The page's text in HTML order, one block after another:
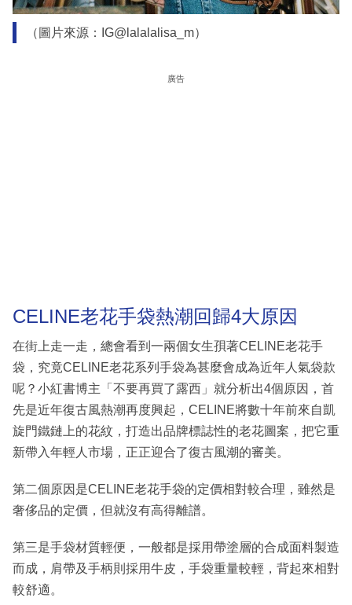
（圖片來源：IG@lalalalisa_m）
廣告
CELINE老花手袋熱潮回歸4大原因
在街上走一走，總會看到一兩個女生孭著CELINE老花手
袋，究竟CELINE老花系列手袋為甚麼會成為近年人氣袋款
呢？小紅書博主「不要再買了露西」就分析出4個原因，首
先是近年復古風熱潮再度興起，CELINE將數十年前來自凱
旋門鐵鏈上的花紋，打造出品牌標誌性的老花圖案，把它重
新帶入年輕人市場，正正迎合了復古風潮的審美。
第二個原因是CELINE老花手袋的定價相對較合理，雖然是
奢侈品的定價，但就沒有高得離譜。
第三是手袋材質輕便，一般都是採用帶塗層的合成面料製造
而成，肩帶及手柄則採用牛皮，手袋重量較輕，背起來相對
較舒適。